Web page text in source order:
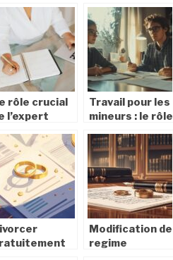
travail
francaise : tout
ce que vous
devez savoir
rôle crucial
l’expert
gestion des
Travail pour les
mineurs : le rôle
organismes de
protection
dans
l’encadrement
Modification de
regime